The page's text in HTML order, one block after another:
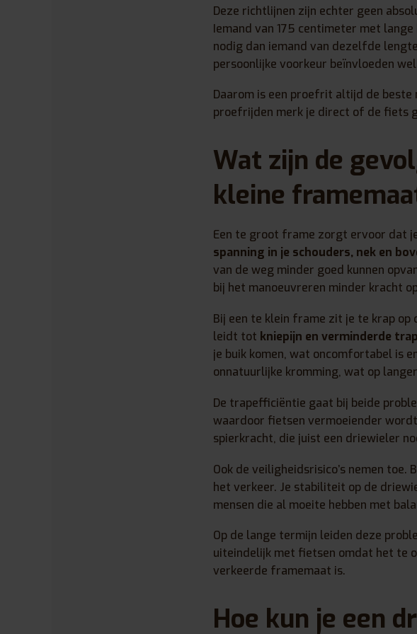
Deze richtlijnen zijn echter geen
Iemand van 175 centimeter met
nodig dan iemand van dezelfde
persoonlijke voorkeur beïnvloeden
Daarom is een proefrit altijd de
proefrijden merk je direct of de fiets
Wat zijn de
kleine
Een te groot frame zorgt ervoor dat
spanning in je schouders, nek en
van de weg minder goed kunnen
bij het manoeuvreren minder kracht
Bij een te klein frame zit je te krap op
leidt tot kniepijn en verminderde
je buik komen, wat oncomfortabel is
onnatuurlijke kromming, wat op
De trapefficiëntie gaat bij beide
waardoor fietsen vermoeiender
spierkracht, die juist een driewieler
Ook de veiligheidsrisico’s nemen
het verkeer. Je stabiliteit op de
mensen die al moeite hebben met
Op de lange termijn leiden deze
uiteindelijk met fietsen omdat het te
verkeerde framemaat is.
Hoe kun je een